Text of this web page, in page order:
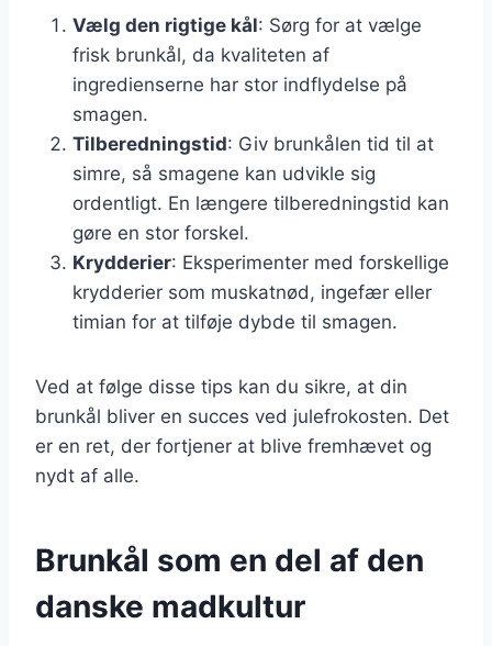
Vælg den rigtige kål: Sørg for at vælge
frisk brunkål, da kvaliteten af
ingredienserne har stor indflydelse på
smagen.
Tilberedningstid: Giv brunkålen tid til at
simre, så smagene kan udvikle sig
ordentligt. En længere tilberedningstid kan
gøre en stor forskel.
Krydderier: Eksperimenter med forskellige
krydderier som muskatnød, ingefær eller
timian for at tilføje dybde til smagen.
Ved at følge disse tips kan du sikre, at din
brunkål bliver en succes ved julefrokosten. Det
er en ret, der fortjener at blive fremhævet og
nydt af alle.
Brunkål som en del af den
danske madkultur